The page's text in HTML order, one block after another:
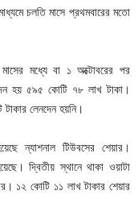
চলতি মাসে প্রথমবারের মতো
মধ্যে বা ১ অক্টোবরের পর
হয় ৫৯৫ কোটি ৭৮ লাখ টাকা।
লেনদেন হয়নি।
ন্যাশনাল টিউবসের শেয়ার।
দ্বিতীয় স্থানে থাকা ওয়াটা
১২ কোটি ১১ লাখ টাকার শেয়ার